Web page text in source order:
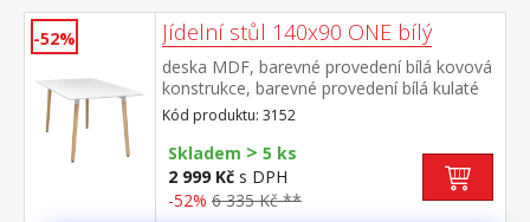
-52% Jídelní stůl 140x90 ONE bílý
deska MDF, barevné provedení bílá kovová
konstrukce, barevné provedení bílá kulaté
nohy, materiál masiv buk nastavitelné
plastové kluzáky s pochromovanou krytkou
Kód produktu: 3152
Skladem > 5 ks
2 999 Kč s DPH
-52% 6 335 Kč **